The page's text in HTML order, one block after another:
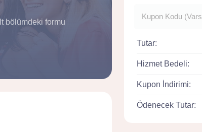
bölümdeki formu
Tutar:
Hizmet Bedeli:
Kupon İndirimi:
Ödenecek Tutar: